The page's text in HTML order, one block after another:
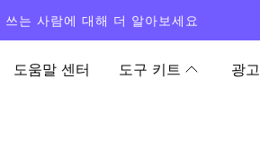
쓰는 사람에 대해 더 알아보세요
도움말 센터 도구 키트 광고